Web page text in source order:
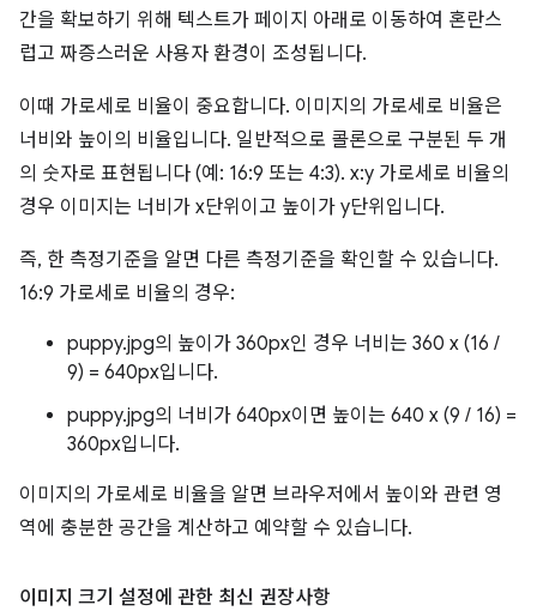
간을 확보하기 위해 텍스트가 페이지 아래로 이동하여 혼란스
럽고 짜증스러운 사용자 환경이 조성됩니다.
이때 가로세로 비율이 중요합니다. 이미지의 가로세로 비율은
너비와 높이의 비율입니다. 일반적으로 콜론으로 구분된 두 개
의 숫자로 표현됩니다 (예: 16:9 또는 4:3). x:y 가로세로 비율의
경우 이미지는 너비가 x단위이고 높이가 y단위입니다.
즉, 한 측정기준을 알면 다른 측정기준을 확인할 수 있습니다.
16:9 가로세로 비율의 경우:
puppy.jpg의 높이가 360px인 경우 너비는 360 x (16 /
9) = 640px입니다.
puppy.jpg의 너비가 640px이면 높이는 640 x (9 / 16) =
360px입니다.
이미지의 가로세로 비율을 알면 브라우저에서 높이와 관련 영
역에 충분한 공간을 계산하고 예약할 수 있습니다.
이미지 크기 설정에 관한 최신 권장사항